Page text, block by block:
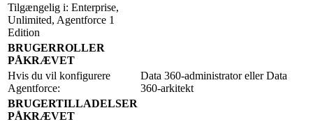
Tilgængelig i: Enterprise,
Unlimited, Agentforce 1
Edition
BRUGERROLLER
PÅKRÆVET
Hvis du vil konfigurere
Agentforce:
Data 360-administrator eller Data
360-arkitekt
BRUGERTILLADELSER
PÅKRÆVET